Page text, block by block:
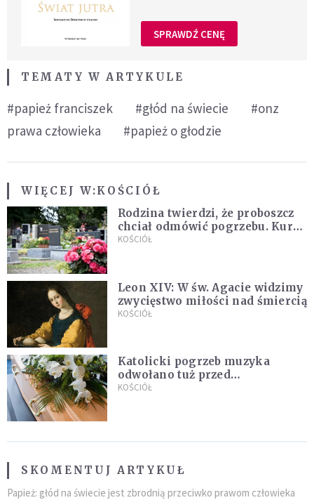
SPRAWDŹ CENĘ
TEMATY W ARTYKULE
#papież franciszek #głód na świecie
#onz
prawa człowieka
#papież o głodzie
WIĘCEJ W:KOŚCIÓŁ
Rodzina twierdzi, że proboszcz
chciał odmówić pogrzebu. Kuria
zapowiada wyjaśnienia
KOŚCIÓŁ
Leon XIV: W św. Agacie widzimy
zwycięstwo miłości nad śmiercią
KOŚCIÓŁ
Katolicki pogrzeb muzyka
odwołano tuż przed
uroczystością. Powodem była
KOŚCIÓŁ
SKOMENTUJ ARTYKUŁ
Papież: głód na świecie jest zbrodnią przeciwko prawom człowieka